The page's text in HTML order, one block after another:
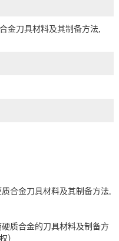
金刀具材料及其制备方法,
合金刀具材料及其制备方法,
质合金的刀具材料及制备方
）